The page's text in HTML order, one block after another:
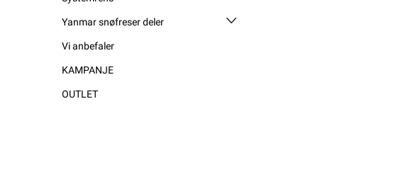
Yanmar snøfreser deler
Vi anbefaler
KAMPANJE
OUTLET